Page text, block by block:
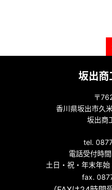
坂出商
〒
香川県坂出市久
坂出商
tel.
電話受付時
土日・祝・年末年
fax.